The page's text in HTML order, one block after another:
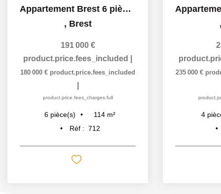
Appartement Brest 6 pièce(s)
, Brest
191 000 €
product.price.fees_included
180 000 € product.price.fees_included
product.price.fees_charges.full
6 pièce(s) 114 m²
Réf : 712
235 000 €
4